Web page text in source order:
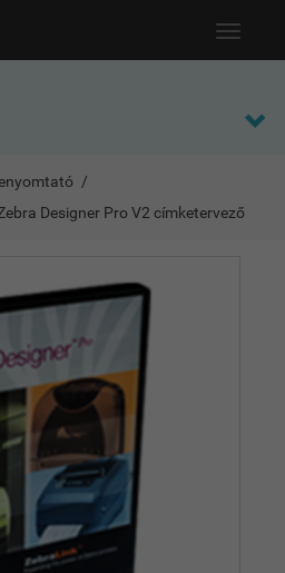
Toggle
Designer Pro V2 címketervező